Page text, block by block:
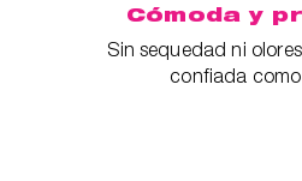
Cómoda y
Sin sequedad ni
confiada